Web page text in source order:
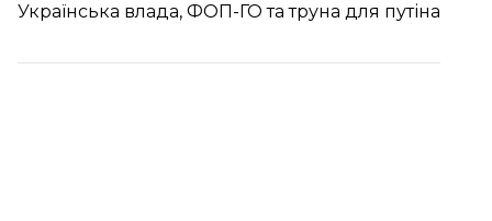
Українська влада, ФОП-ГО та труна для путіна